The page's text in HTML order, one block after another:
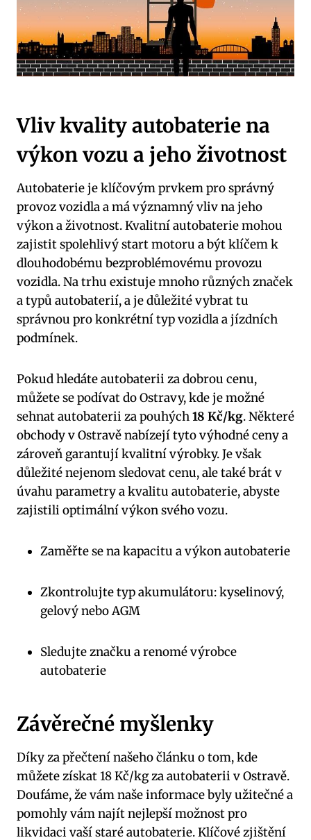
Vliv kvality autobaterie na
výkon vozu a jeho životnost
Autobaterie je klíčovým prvkem pro správný
provoz vozidla a má významný vliv na jeho
výkon a životnost. Kvalitní autobaterie mohou
zajistit spolehlivý start motoru a být klíčem k
dlouhodobému bezproblémovému provozu
vozidla. Na trhu existuje mnoho různých značek
a typů autobaterií, a je důležité vybrat tu
správnou pro konkrétní typ vozidla a jízdních
podmínek.
Pokud hledáte autobaterii za dobrou cenu,
můžete se podívat do Ostravy, kde je možné
sehnat autobaterii za pouhých18 Kč/kg. Některé
obchody v Ostravě nabízejí tyto výhodné ceny a
zároveň garantují kvalitní výrobky. Je však
důležité nejenom sledovat cenu, ale také brát v
úvahu parametry a kvalitu autobaterie, abyste
zajistili optimální výkon svého vozu.
Zaměřte se na kapacitu a výkon autobaterie
Zkontrolujte typ akumulátoru: kyselinový,
gelový nebo AGM
Sledujte značku a renomé výrobce
autobaterie
Závěrečné myšlenky
Díky za přečtení našeho článku o tom, kde
můžete získat 18 Kč/kg za autobaterii v Ostravě.
Doufáme, že vám naše informace byly užitečné a
pomohly vám najít nejlepší možnost pro
likvidaci vaší staré autobaterie. Klíčové zjištění